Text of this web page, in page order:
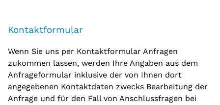
Kontaktformular
Wenn Sie uns per Kontaktformular Anfragen
zukommen lassen, werden Ihre Angaben aus dem
Anfrageformular inklusive der von Ihnen dort
angegebenen Kontaktdaten zwecks Bearbeitung der
Anfrage und für den Fall von Anschlussfragen bei